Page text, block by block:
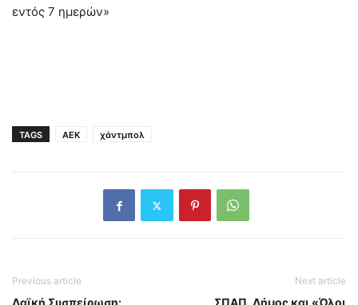
εντός 7 ημερών»
TAGS ΑΕΚ χάντμπολ
Previous article
Λαϊκή Συσπείρωση:
Next article
ΣΠΑΠ, Δήμος και «Όλοι